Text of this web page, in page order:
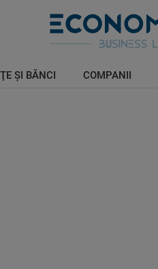
ŞI BĂNCI COMPANII